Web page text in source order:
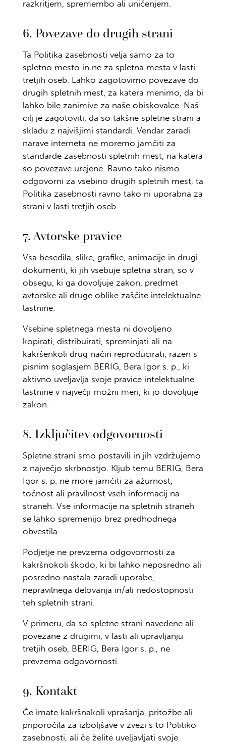
razkritjem, spremembo ali uničenjem.
6. Povezave do drugih strani
Ta Politika zasebnosti velja samo za to
spletno mesto in ne za spletna mesta v lasti
tretjih oseb. Lahko zagotovimo povezave do
drugih spletnih mest, za katera menimo, da bi
lahko bile zanimive za naše obiskovalce. Naš
cilj je zagotoviti, da so takšne spletne strani a
skladu z najvišjimi standardi. Vendar zaradi
narave interneta ne moremo jamčiti za
standarde zasebnosti spletnih mest, na katera
so povezave urejene. Ravno tako nismo
odgovorni za vsebino drugih spletnih mest, ta
Politika zasebnosti ravno tako ni uporabna za
strani v lasti tretjih oseb.
7. Avtorske pravice
Vsa besedila, slike, grafike, animacije in drugi
dokumenti, ki jih vsebuje spletna stran, so v
obsegu, ki ga dovoljuje zakon, predmet
avtorske ali druge oblike zaščite intelektualne
lastnine.
Vsebine spletnega mesta ni dovoljeno
kopirati, distribuirati, spreminjati ali na
kakršenkoli drug način reproducirati, razen s
pisnim soglasjem BERIG, Bera Igor s. p., ki
aktivno uveljavlja svoje pravice intelektualne
lastnine v največji možni meri, ki jo dovoljuje
zakon.
8. Izključitev odgovornosti
Spletne strani smo postavili in jih vzdržujemo
z največjo skrbnostjo. Kljub temu BERIG, Bera
Igor s. p. ne more jamčiti za ažurnost,
točnost ali pravilnost vseh informacij na
straneh. Vse informacije na spletnih straneh
se lahko spremenijo brez predhodnega
obvestila.
Podjetje ne prevzema odgovornosti za
kakršnokoli škodo, ki bi lahko neposredno ali
posredno nastala zaradi uporabe,
nepravilnega delovanja in/ali nedostopnosti
teh spletnih strani.
V primeru, da so spletne strani navedene ali
povezane z drugimi, v lasti ali upravljanju
tretjih oseb, BERIG, Bera Igor s. p., ne
prevzema odgovornosti.
9. Kontakt
Če imate kakršnakoli vprašanja, pritožbe ali
priporočila za izboljšave v zvezi s to Politiko
zasebnosti, ali če želite uveljavljati svoje